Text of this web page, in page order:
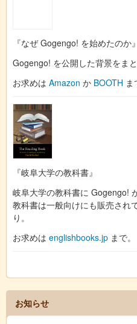
『なぜ Gogengo! を始めたのか』
Gogengo! を公開した背景をまと
お求めは Amazon か BOOTH ま
『岐阜大学の教科書』
岐阜大学の教科書に Gogengo!
教科書は一般向けにも販売され
り。
お求めは englishbooks.jp まで。
お知らせ